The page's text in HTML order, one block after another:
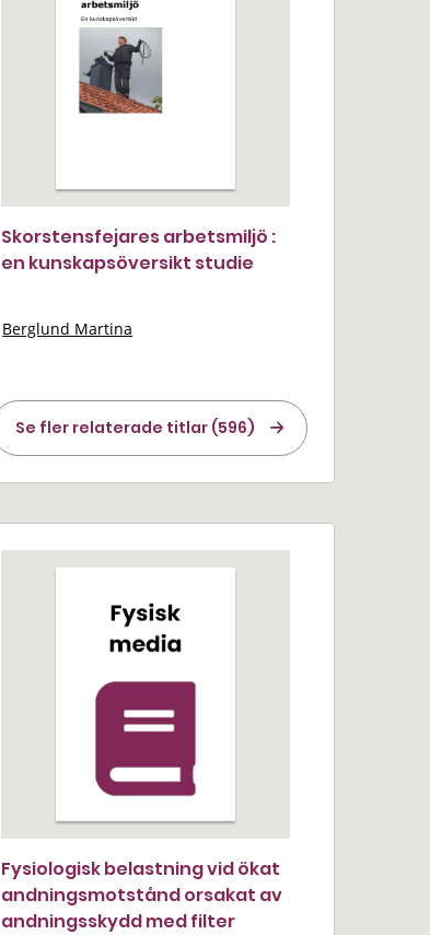
Skorstensfejares arbetsmiljö :
en kunskapsöversikt studie
Berglund Martina
Se fler relaterade titlar (596)
Fysiologisk belastning vid ökat
andningsmotstånd orsakat av
andningsskydd med filter